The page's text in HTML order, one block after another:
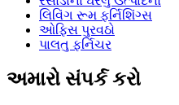
લિવિંગ રૂમ ફર્નિશિંગ્સ
ઓફિસ પુરવઠો
પાલતુ ફર્નિચર
અમારો સંપર્ક કરો